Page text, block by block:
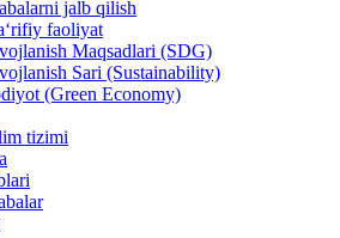
jalb qilish
faoliyat
Maqsadlari (SDG)
Sari (Sustainability)
(Green Economy)
tizimi